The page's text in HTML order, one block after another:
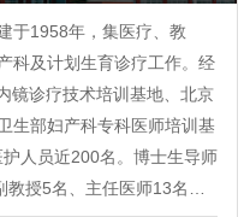
于1958年，集医疗、教
科及计划生育诊疗工作。经
镜诊疗技术培训基地、北京
生部妇产科专科医师培训基
人员近200名。博士生导师
授5名、主任医师13名…